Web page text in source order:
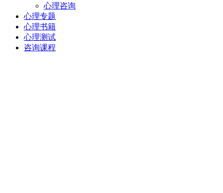
心理咨询
心理专题
心理书籍
心理测试
咨询课程